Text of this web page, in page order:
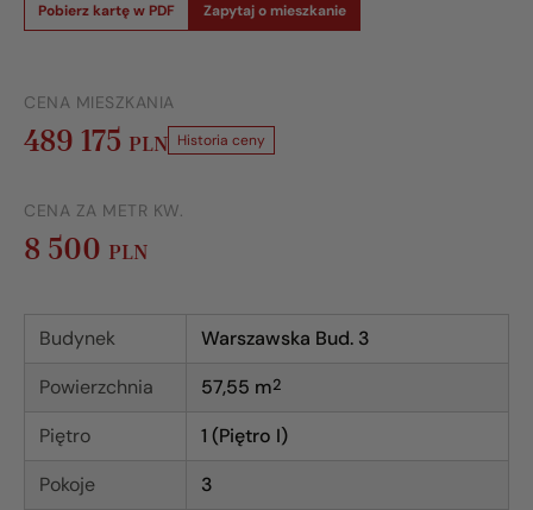
Pobierz kartę w PDF Zapytaj o mieszkanie
CENA MIESZKANIA
489 175 PLN Historia ceny
CENA ZA METR KW.
8 500 PLN
Budynek
Warszawska Bud. 3
Powierzchnia
57,55 m2
Piętro
1 (Piętro I)
Pokoje
3